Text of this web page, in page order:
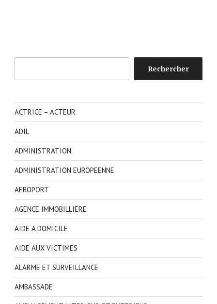
Rechercher
ACTRICE – ACTEUR
ADIL
ADMINISTRATION
ADMINISTRATION EUROPEENNE
AEROPORT
AGENCE IMMOBILLIERE
AIDE A DOMICILE
AIDE AUX VICTIMES
ALARME ET SURVEILLANCE
AMBASSADE